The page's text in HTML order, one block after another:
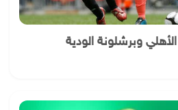
وبرشلونة الودية